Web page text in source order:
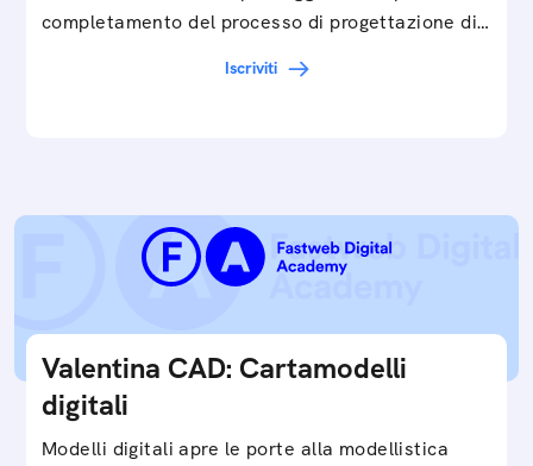
completamento del processo di progettazione di
Iscriviti
Valentina CAD: Cartamodelli
digitali
Modelli digitali apre le porte alla modellistica